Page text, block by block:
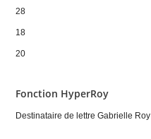
28
18
20
Fonction HyperRoy
Destinataire de lettre Gabrielle Roy